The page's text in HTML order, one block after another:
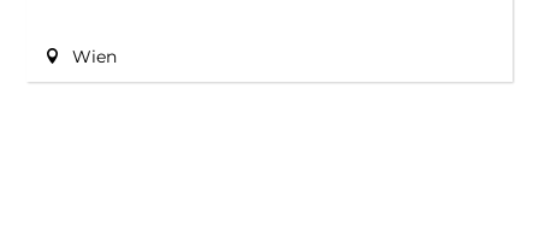
Wien